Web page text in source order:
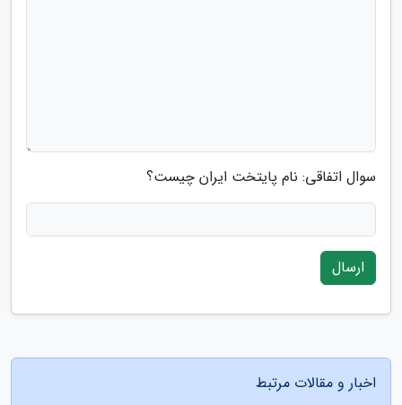
سوال اتفاقی: نام پایتخت ایران چیست؟
ارسال
اخبار و مقالات مرتبط